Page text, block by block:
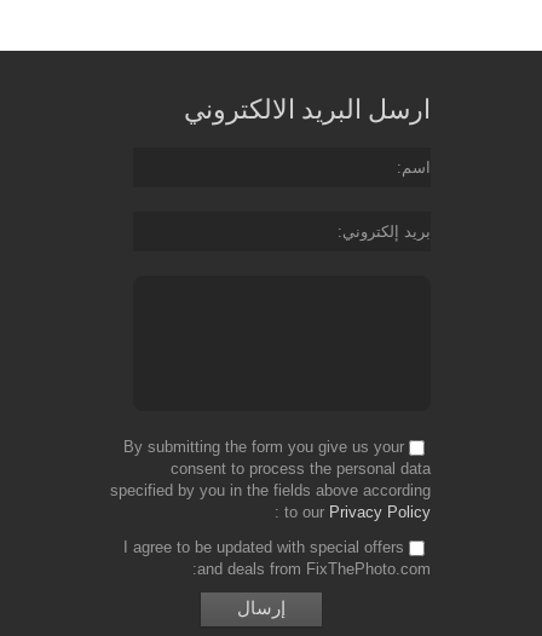
ارسل البريد الالكتروني
اسم
بريد إلكتروني
By submitting the form you give us your
consent to process the personal data
specified by you in the fields above according
to our Privacy Policy
I agree to be updated with special offers
and deals from FixThePhoto.com